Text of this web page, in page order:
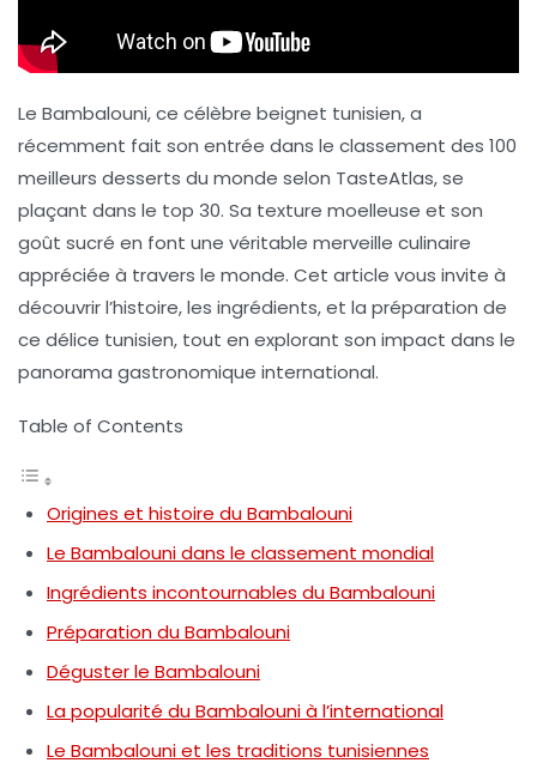
Le Bambalouni, ce célèbre beignet tunisien, a
récemment fait son entrée dans le classement des 100
meilleurs desserts du monde selon TasteAtlas, se
plaçant dans le top 30. Sa texture moelleuse et son
goût sucré en font une véritable merveille culinaire
appréciée à travers le monde. Cet article vous invite à
découvrir l’histoire, les ingrédients, et la préparation de
ce délice tunisien, tout en explorant son impact dans le
panorama gastronomique international.
Table of Contents
Origines et histoire du Bambalouni
Le Bambalouni dans le classement mondial
Ingrédients incontournables du Bambalouni
Préparation du Bambalouni
Déguster le Bambalouni
La popularité du Bambalouni à l’international
Le Bambalouni et les traditions tunisiennes